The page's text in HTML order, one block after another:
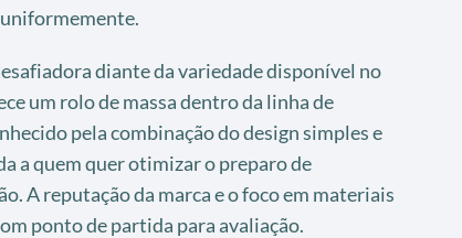
diante da variedade disponível no
um rolo de massa dentro da linha de
pela combinação do design simples e
a quem quer otimizar o preparo de
A reputação da marca e o foco em materiais
ponto de partida para avaliação.